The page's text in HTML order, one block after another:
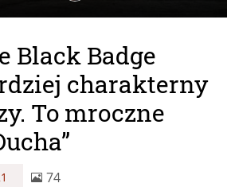
Black Badge
charakterny
To mroczne
74